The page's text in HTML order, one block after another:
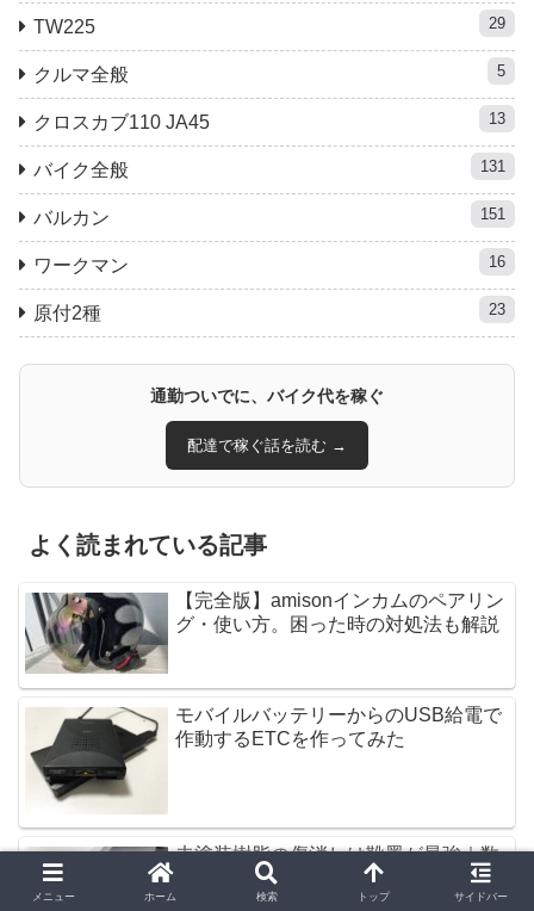
TW225 29
クルマ全般 5
クロスカブ110 JA45 13
バイク全般 131
バルカン 151
ワークマン 16
原付2種 23
通勤ついでに、バイク代を稼ぐ
配達で稼ぐ話を読む →
よく読まれている記事
【完全版】amisonインカムのペアリン
グ・使い方。困った時の対処法も解説
モバイルバッテリーからのUSB給電で
作動するETCを作ってみた
未塗装樹脂の傷消しは靴墨が最強｜数
百円で樹脂バンパー擦り傷の直し方
【2026年最新】
メニュー ホーム 検索 トップ サイドバー